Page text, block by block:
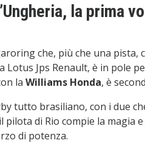
la prima
che, più che una
Lotus Jps Renault, è in pole
la Williams Honda, è
tutto brasiliano, con i due
pilota di Rio compie la magia
di potenza.